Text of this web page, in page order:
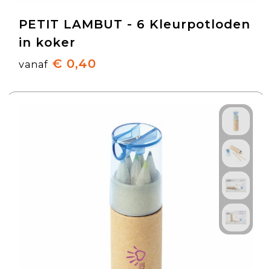
PETIT LAMBUT - 6 Kleurpotloden
in koker
vanaf € 0,40